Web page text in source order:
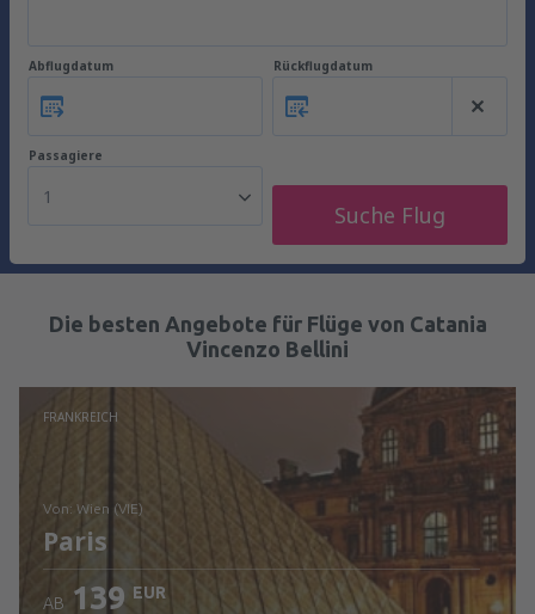
Abflugdatum Rückflugdatum
Passagiere
1
Suche Flug
Die besten Angebote für Flüge von Catania
Vincenzo Bellini
FRANKREICH
von: Wien (VIE)
Paris
AB 139 EUR